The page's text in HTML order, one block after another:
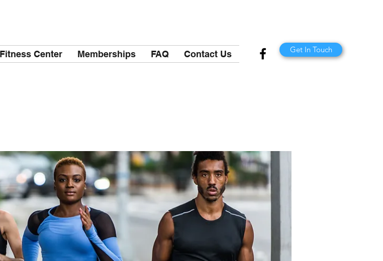
Fitness Center Memberships FAQ Contact Us Get In Touch